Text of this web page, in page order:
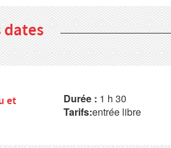
dates
et
Durée : 1 h 30
Tarifs:entrée libre